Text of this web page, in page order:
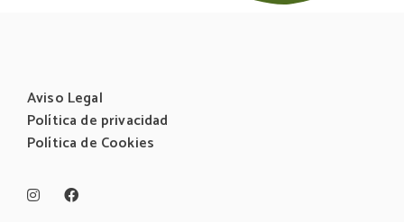
Aviso Legal
Política de privacidad
Política de Cookies